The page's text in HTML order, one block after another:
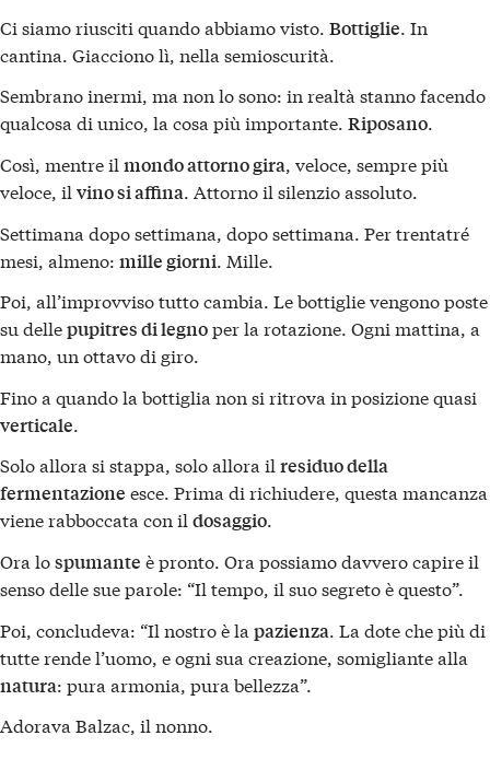
Ci siamo riusciti quando abbiamo visto. Bottiglie. In
cantina. Giacciono lì, nella semioscurità.
Sembrano inermi, ma non lo sono: in realtà stanno facendo
qualcosa di unico, la cosa più importante. Riposano.
Così, mentre il mondo attorno gira, veloce, sempre più
veloce, il vino si affina. Attorno il silenzio assoluto.
Settimana dopo settimana, dopo settimana. Per trentatré
mesi, almeno: mille giorni. Mille.
Poi, all’improvviso tutto cambia. Le bottiglie vengono poste
su dellepupitres di legnoper la rotazione. Ogni mattina, a
mano, un ottavo di giro.
Fino a quando la bottiglia non si ritrova in posizione quasi
verticale.
Solo allora si stappa, solo allora il residuo della
fermentazione esce. Prima di richiudere, questa mancanza
viene rabboccata con il dosaggio.
Ora lospumante è pronto. Ora possiamo davvero capire il
senso delle sue parole: “Il tempo, il suo segreto è questo”.
Poi, concludeva: “Il nostro è la pazienza. La dote che più di
tutte rende l’uomo, e ogni sua creazione, somigliante alla
natura: pura armonia, pura bellezza”.
Adorava Balzac, il nonno.